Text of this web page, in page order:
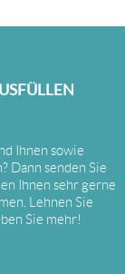
Ihnen sowie
Dann senden Sie
Ihnen sehr gerne
Lehnen Sie
Sie mehr!